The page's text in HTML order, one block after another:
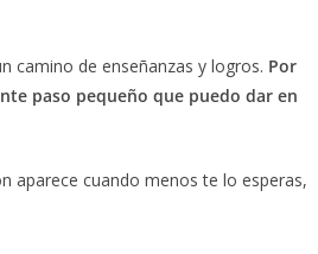
camino de enseñanzas y logros. Por
paso pequeño que puedo dar en
aparece cuando menos te lo esperas,